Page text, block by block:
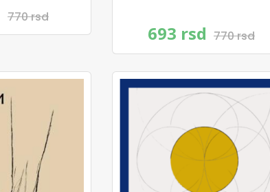
770 rsd
693 rsd 770 rsd